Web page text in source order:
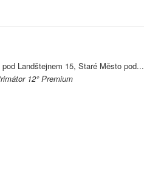
Landštejnem 15, Staré Město pod...
12° Premium